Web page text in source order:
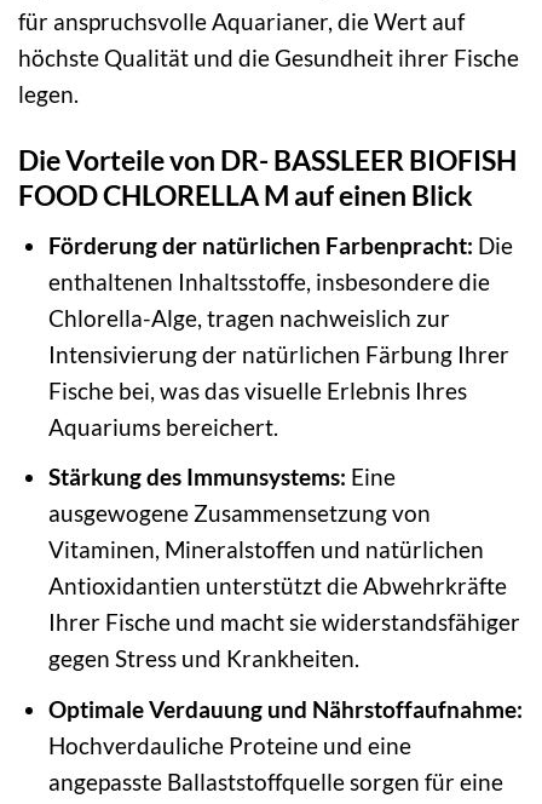
für anspruchsvolle Aquarianer, die Wert auf
höchste Qualität und die Gesundheit ihrer Fische
legen.
Die Vorteile von DR- BASSLEER BIOFISH
FOOD CHLORELLA M auf einen Blick
Förderung der natürlichen Farbenpracht: Die
enthaltenen Inhaltsstoffe, insbesondere die
Chlorella-Alge, tragen nachweislich zur
Intensivierung der natürlichen Färbung Ihrer
Fische bei, was das visuelle Erlebnis Ihres
Aquariums bereichert.
Stärkung des Immunsystems: Eine
ausgewogene Zusammensetzung von
Vitaminen, Mineralstoffen und natürlichen
Antioxidantien unterstützt die Abwehrkräfte
Ihrer Fische und macht sie widerstandsfähiger
gegen Stress und Krankheiten.
Optimale Verdauung und Nährstoffaufnahme:
Hochverdauliche Proteine und eine
angepasste Ballaststoffquelle sorgen für eine